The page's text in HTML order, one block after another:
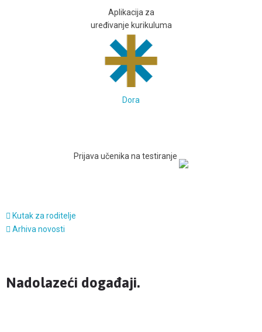
Aplikacija za
uređivanje kurikuluma
Dora
Prijava učenika na testiranje
Kutak za roditelje
Arhiva novosti
Nadolazeći događaji.